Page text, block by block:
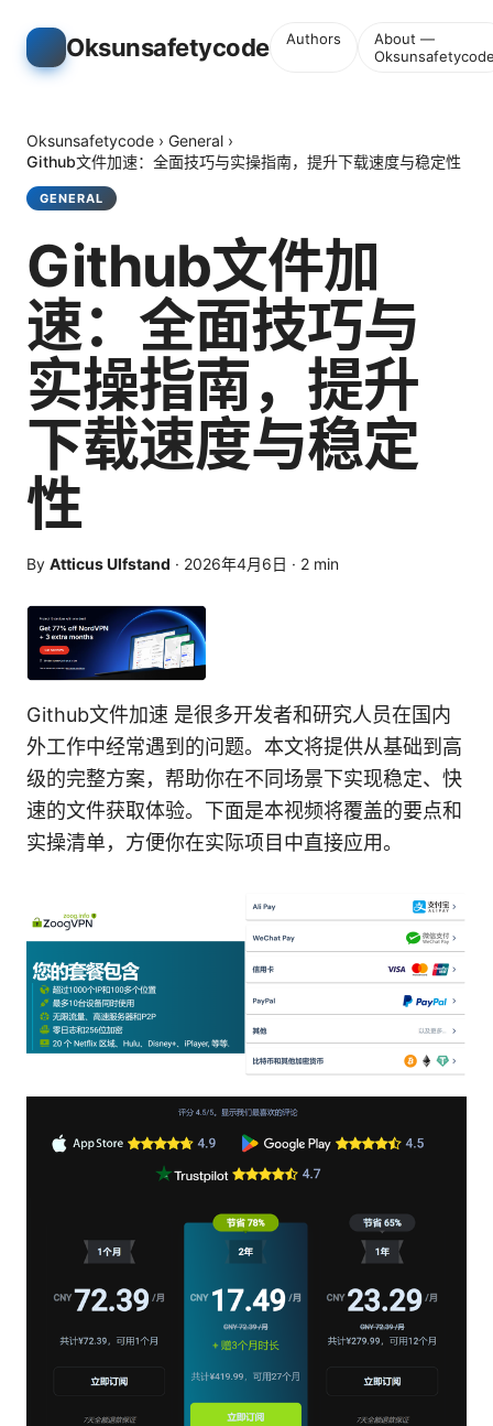
Oksunsafetycode Authors
About —
Oksunsafetycode › General ›
Github文件加速：全面技巧与实操指南，提升下载速度与稳定性
GENERAL
Github文件加
速：全面技巧与
实操指南，提升
下载速度与稳定
性
By Atticus Ulfstand · 2026年4月6日 · 2 min
Github文件加速 是很多开发者和研究人员在国内
外工作中经常遇到的问题。本文将提供从基础到高
级的完整方案，帮助你在不同场景下实现稳定、快
速的文件获取体验。下面是本视频将覆盖的要点和
实操清单，方便你在实际项目中直接应用。